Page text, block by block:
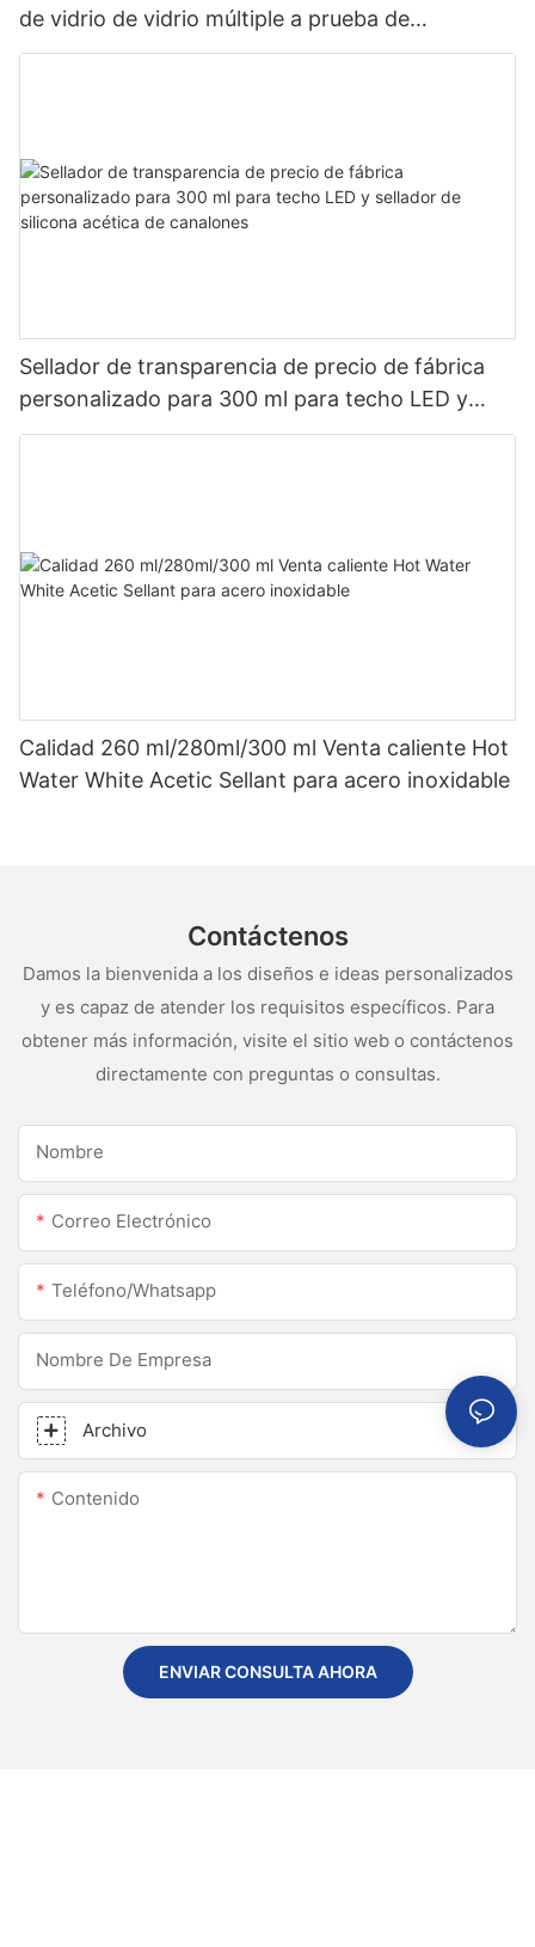
de vidrio de vidrio múltiple a prueba de
meteorológico para cocina para cocina
Sellador de transparencia de precio de fábrica
personalizado para 300 ml para techo LED y
sellador de silicona acética de canalones
Calidad 260 ml/280ml/300 ml Venta caliente Hot
Water White Acetic Sellant para acero inoxidable
Contáctenos
Damos la bienvenida a los diseños e ideas personalizados
y es capaz de atender los requisitos específicos. Para
obtener más información, visite el sitio web o contáctenos
directamente con preguntas o consultas.
Nombre
Correo Electrónico
Teléfono/whatsapp
Nombre De Empresa
Archivo
Contenido
ENVIAR CONSULTA AHORA